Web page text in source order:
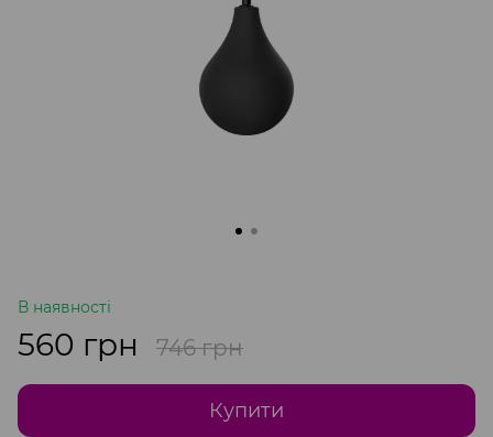
В наявності
560 грн 746 грн
Купити